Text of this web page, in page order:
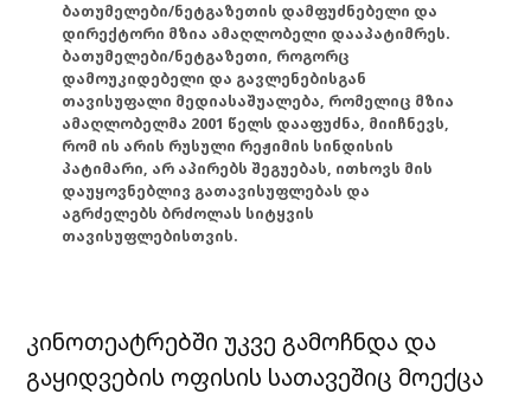
ბათუმელები/ნეტგაზეთის დამფუძნებელი და
დირექტორი მზია ამაღლობელი დააპატიმრეს.
ბათუმელები/ნეტგაზეთი, როგორც
დამოუკიდებელი და გავლენებისგან
თავისუფალი მედიასაშუალება, რომელიც მზია
ამაღლობელმა 2001 წელს დააფუძნა, მიიჩნევს,
რომ ის არის რუსული რეჟიმის სინდისის
პატიმარი, არ აპირებს შეგუებას, ითხოვს მის
დაუყოვნებლივ გათავისუფლებას და
აგრძელებს ბრძოლას სიტყვის
თავისუფლებისთვის.
კინოთეატრებში უკვე გამოჩნდა და
გაყიდვების ოფისის სათავეშიც მოექცა